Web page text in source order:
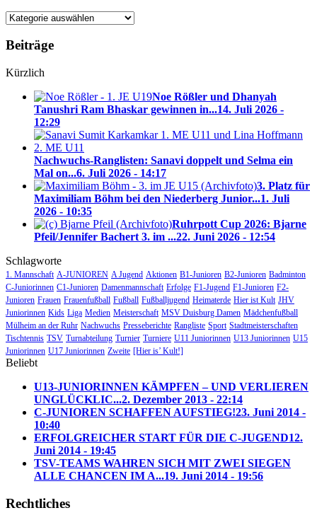
Blog-
Beiträge
Kürzlich
Noe Rößler und Dhanyah
Tanushri Ram Bhaskar gewinnen in...14. Juli 2026 -
12:29
Nachwuchs-Ranglisten: Sanavi doppelt und Selma ein
Mal on...6. Juli 2026 - 14:17
3. Platz für
Maximiliam Böhm bei den Niederberg Junior...1. Juli
2026 - 10:35
Ruhrpott Cup 2026: Bjarne
Pfeil/Jennifer Bachert 3. im ...22. Juni 2026 - 12:54
Schlagworte
1. Mannschaft A-JUNIOREN A Jugend Aktionen B1-Junioren B2-Junioren Badminton
C-Juniorinnen C1-Junioren Damenmannschaft Erfolge F1-Jugend F1-Junioren F2-
Junioren Frauen Frauenfußball Fußball Fußballjugend Heimaterde Hier ist Kult JHV
Juniorinnen Kids Liga Medien Meisterschaft MSV Duisburg Damen Mädchenfußball
Mülheim an der Ruhr Nachwuchs Presseberichte Rangliste Sport Stadtmeisterschaften
Tischtennis TSV Turnabteilung Turnier Turniere U11 Juniorinnen U13 Juniorinnen U15
Juniorinnen U17 Juniorinnen Zweite [Hier is’ Kult!]
Beliebt
U13-JUNIORINNEN KÄMPFEN – UND VERLIEREN
UNGLÜCKLIC...2. Dezember 2013 - 22:14
C-JUNIOREN SCHAFFEN AUFSTIEG!23. Juni 2014 -
10:40
ERFOLGREICHER START FÜR DIE C-JUGEND12.
Juni 2014 - 19:45
TSV-TEAMS WAHREN SICH MIT ZWEI SIEGEN
ALLE CHANCEN IM A...19. Juni 2014 - 19:56
Rechtliches